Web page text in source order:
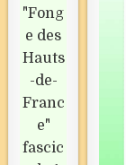
"Fong
e des
Hauts
-de-
Franc
e"
fascic